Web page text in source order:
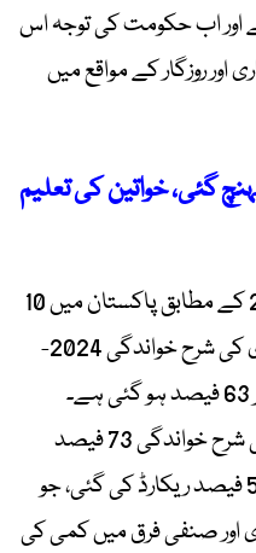
اور اب حکومت کی توجہ اس
اور روزگار کے مواقع میں
تک پہنچ گئی، خواتین کی تعلیم
قومی اقتصادی سروے 2025-26 کے مطابق پاکستان میں 10
سال اور اس سے زائد عمر کی آبادی کی شرح خواندگی 2024-
25 کے دوران 61 فیصد سے بڑھ کر 63 فیصد ہو گئی ہے۔
اعداد و شمار کے مطابق مردوں کی شرح خواندگی 73 فیصد
جبکہ خواتین کی شرح خواندگی 54 فیصد ریکارڈ کی گئی، جو
اور صنفی فرق میں کمی کی